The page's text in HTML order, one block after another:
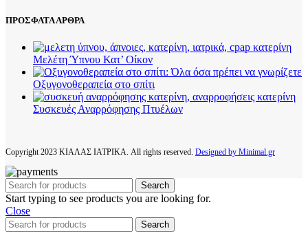
ΠΡΟΣΦΑΤΑ ΑΡΘΡΑ
Μελέτη Ύπνου Κατ’ Οίκον
Οξυγονοθεραπεία στο σπίτι
Συσκευές Αναρρόφησης Πτυέλων
Copyright2023 ΚΙΑΛΑΣ ΙΑΤΡΙΚΑ. All rights reserved. Designed by Minimal.gr
Search
Start typing to see products you are looking for.
Close
Search